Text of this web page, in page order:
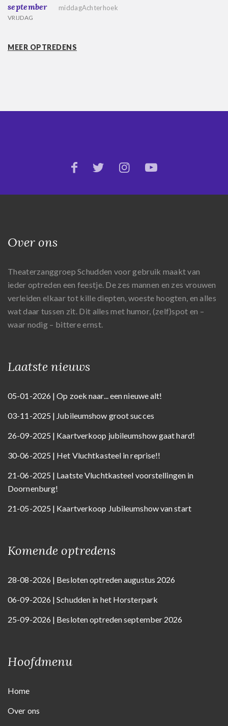
september
VRIJDAG
middagAchterhoek
MEER OPTREDENS
Over ons
Theaterzanggroep Schudden voor gebruik maakt van
ieder optreden een feestje. De zes mannen en zes vrouwen
verleiden elkaar tot kille diepten, woeste hoogten, en alles
wat daar tussen zit. Dit alles met humor, (zelf)spot en –
waar nodig – bittere ernst.
Laatste nieuws
05-01-2026 | Op zoek naar... een nieuwe alt!
03-11-2025 | Jubileumshow groot succes
26-09-2025 | Kaartverkoop jubileumshow gaat hard!
30-06-2025 | Het Vluchtkasteel in reprise!!
21-06-2025 | Laatste Vluchtkasteel voorstellingen in
Doornenburg!
21-05-2025 | Kaartverkoop Jubileumshow van start
Komende optredens
28-08-2026 | Besloten optreden augustus 2026
06-09-2026 | Schudden in het Horsterpark
25-09-2026 | Besloten optreden september 2026
Hoofdmenu
Home
Over ons